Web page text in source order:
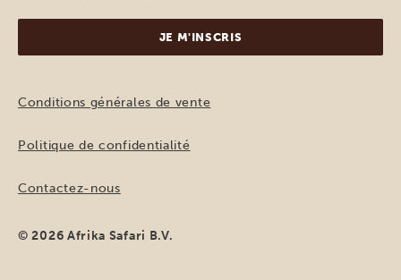
Conditions générales de vente
Politique de confidentialité
Contactez-nous
© 2026 Afrika Safari B.V.